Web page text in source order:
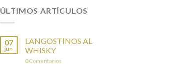
ÚLTIMOS ARTÍCULOS
07
jun
LANGOSTINOS AL
WHISKY
0Comentarios